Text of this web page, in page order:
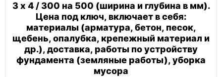
3 х 4 / 300 на 500 (ширина и глубина в мм).
Цена под ключ, включает в себя:
материалы (арматура, бетон, песок,
щебень, опалубка, крепежный материал и
др.), доставка, работы по устройству
фундамента (земляные работы), уборка
мусора